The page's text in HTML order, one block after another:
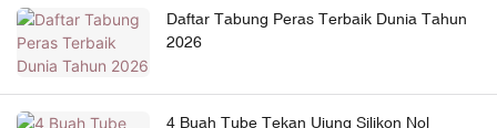
Daftar Tabung Peras Terbaik Dunia Tahun
2026
4 Buah Tube Tekan Ujung Silikon Nol